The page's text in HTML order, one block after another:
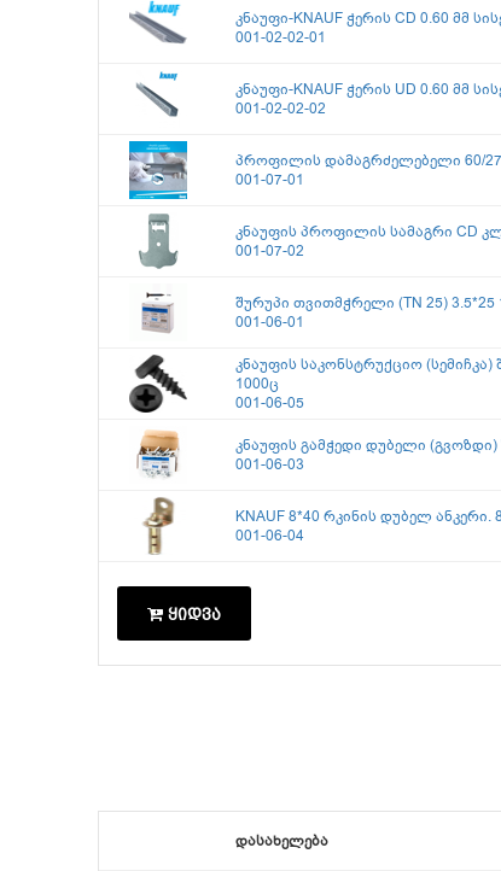
კნაუფი-KNAUF ჭერის CD 0.60 მმ
001-02-02-01
კნაუფი-KNAUF ჭერის UD 0.60 მმ
001-02-02-02
პროფილის დამაგრძელებელი 60/27
001-07-01
კნაუფის პროფილის სამაგრი CD
001-07-02
შურუპი თვითმჭრელი (TN 25) 3.5*25
001-06-01
კნაუფის საკონსტრუქციო
1000ც
001-06-05
კნაუფის გამჭედი დუბელი (გვოზდი)
001-06-03
KNAUF 8*40 რკინის დუბელ ანკერი.
001-06-04
ყიდვა
დასახელება